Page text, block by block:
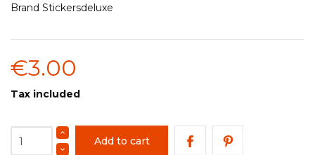
Brand Stickersdeluxe
€3.00
Tax included
Add to cart